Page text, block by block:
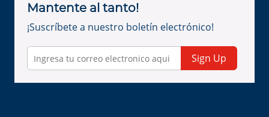
Mantente al tanto!
¡Suscríbete a nuestro boletín electrónico!
Sign Up